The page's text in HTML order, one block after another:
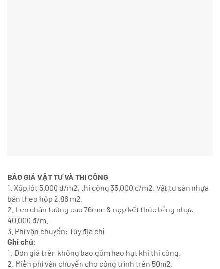
BÁO GIÁ VẬT TƯ VÀ THI CÔNG
1. Xốp lót 5.000 đ/m2, thi công 35.000 đ/m2. Vật tư sàn nhựa
bán theo hộp 2.86 m2.
2. Len chân tường cao 76mm & nẹp kết thúc bằng nhựa
40.000 đ/m.
3. Phí vận chuyển: Tùy địa chỉ
Ghi chú:
1. Đơn giá trên không bao gồm hao hụt khi thi công.
2. Miễn phí vận chuyển cho công trình trên 50m2.